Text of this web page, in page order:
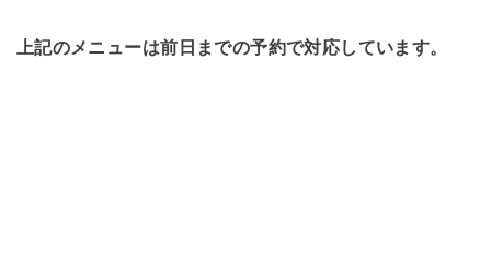
上記のメニューは前日までの予約で対応しています。